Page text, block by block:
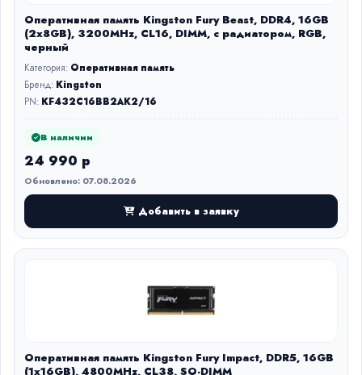
Оперативная память Kingston Fury Beast, DDR4, 16GB
(2x8GB), 3200MHz, CL16, DIMM, с радиатором, RGB,
черный
Категория: Оперативная память
Бренд: Kingston
PN: KF432C16BB2AK2/16
В наличии
24 990 р
Обновлено: 07.08.2026
Добавить в заявку
Оперативная память Kingston Fury Impact, DDR5, 16GB
(1x16GB), 4800MHz, CL38, SO-DIMM